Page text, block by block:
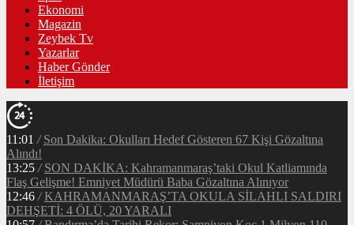
Ekonomi
Magazin
Zeybek Tv
Yazarlar
Haber Gönder
İletişim
11:01 / Son Dakika: Okulları Hedef Gösteren 67 Kişi Gözaltına
Alındı!
13:25 / SON DAKİKA: Kahramanmaraş’taki Okul Katliamında
Flaş Gelişme! Emniyet Müdürü Baba Gözaltına Alınıyor
12:46 / KAHRAMANMARAŞ’TA OKULA SİLAHLI SALDIRI
DEHŞETİ: 4 ÖLÜ, 20 YARALI